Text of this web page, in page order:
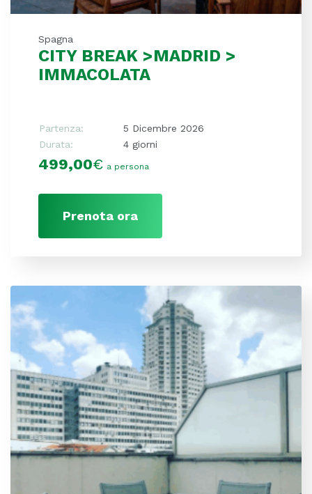
Spagna
CITY BREAK >MADRID >
IMMACOLATA
Partenza:
5 Dicembre 2026
Durata:
4 giorni
499,00€ a persona
Prenota ora